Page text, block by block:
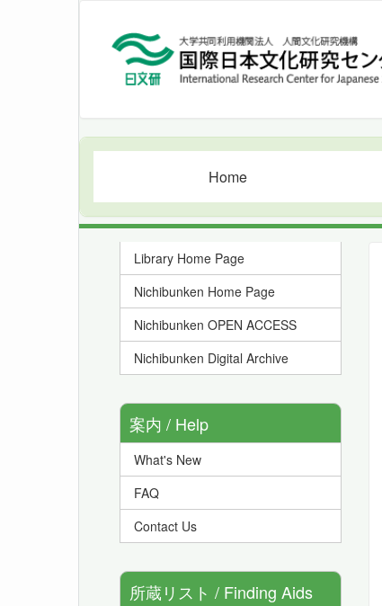
Home
Library Home Page
Nichibunken Home Page
Nichibunken OPEN ACCESS
Nichibunken Digital Archive
案内 / Help
What's New
FAQ
Contact Us
所蔵リスト / Finding Aids